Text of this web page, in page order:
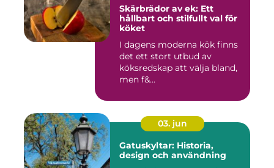
Skärbrädor av ek: Ett
hållbart och stilfullt val för
köket
I dagens moderna kök finns
det ett stort utbud av
köksredskap att välja bland,
men f&...
03. jun
Gatuskyltar: Historia,
design och användning